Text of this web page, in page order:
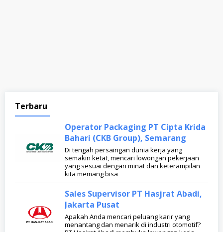
Islam.tc
Terbaru
Operator Packaging PT Cipta Krida
Bahari (CKB Group), Semarang
Di tengah persaingan dunia kerja yang
semakin ketat, mencari lowongan pekerjaan
yang sesuai dengan minat dan keterampilan
kita memang bisa
Sales Supervisor PT Hasjrat Abadi,
Jakarta Pusat
Apakah Anda mencari peluang karir yang
menantang dan menarik di industri otomotif?